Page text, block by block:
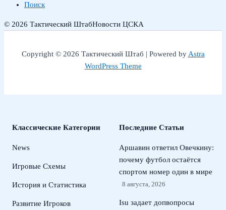
Поиск
© 2026 Тактический ШтабНовости ЦСКА
Copyright © 2026 Тактический Штаб | Powered byAstra
WordPress Theme
Классические Категории
News
Игровые Схемы
История и Статистика
Развитие Игроков
Последние Статьи
Аршавин ответил Овечкину:
почему футбол остаётся
спортом номер один в мире
8 августа, 2026
Isu задает допвопросы